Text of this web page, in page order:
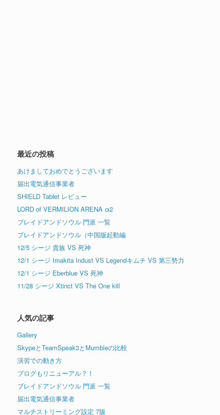
最近の投稿
あけましておめでとうございます
届出電気通信事業者
SHIELD Tablet レビュー
LORD of VERMILION ARENA α2
ブレイドアンドソウル 門派 一覧
ブレイドアンドソウル（中国版起動編
12/5 シージ 貴族 VS 死神
12/1 シージ Imakita Indust VS Legendキムチ VS 第三勢力
12/1 シージ Eberblue VS 死神
11/28 シージ Xtinct VS The One kill
人気の記事
Gallery
SkypeとTeamSpeak3とMumbleの比較
演習での動き方
ブログもリニューアル？！
ブレイドアンドソウル 門派 一覧
届出電気通信事業者
マルチストリーミング設定 7版